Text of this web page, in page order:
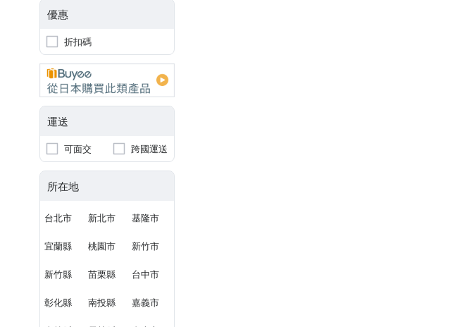
優惠
折扣碼
運送
可面交 跨國運送
所在地
台北市 新北市 基隆市
宜蘭縣 桃園市 新竹市
新竹縣 苗栗縣 台中市
彰化縣 南投縣 嘉義市